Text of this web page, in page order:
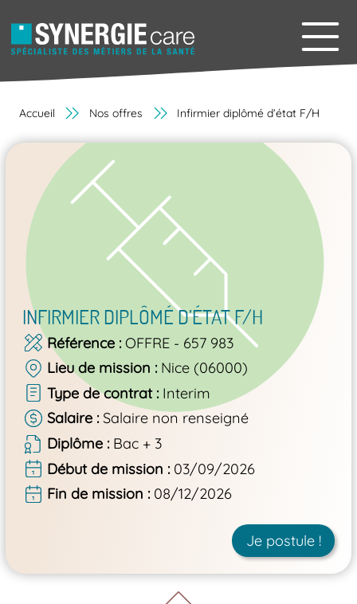
Accueil Nos offres Infirmier diplômé d’état F/H
INFIRMIER DIPLÔMÉ D’ÉTAT F/H
Référence OFFRE - 657 983
Lieu de mission
Nice (06000)
Type de contrat
Interim
Salaire Salaire non renseigné
Diplôme
Bac + 3
Début de mission
03/09/2026
Fin de mission
08/12/2026
Je postule !